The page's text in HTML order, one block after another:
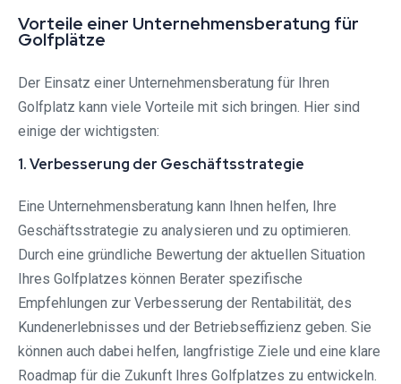
Vorteile einer Unternehmensberatung für
Golfplätze
Der Einsatz einer Unternehmensberatung für Ihren
Golfplatz kann viele Vorteile mit sich bringen. Hier sind
einige der wichtigsten:
1. Verbesserung der Geschäftsstrategie
Eine Unternehmensberatung kann Ihnen helfen, Ihre
Geschäftsstrategie zu analysieren und zu optimieren.
Durch eine gründliche Bewertung der aktuellen Situation
Ihres Golfplatzes können Berater spezifische
Empfehlungen zur Verbesserung der Rentabilität, des
Kundenerlebnisses und der Betriebseffizienz geben. Sie
können auch dabei helfen, langfristige Ziele und eine klare
Roadmap für die Zukunft Ihres Golfplatzes zu entwickeln.